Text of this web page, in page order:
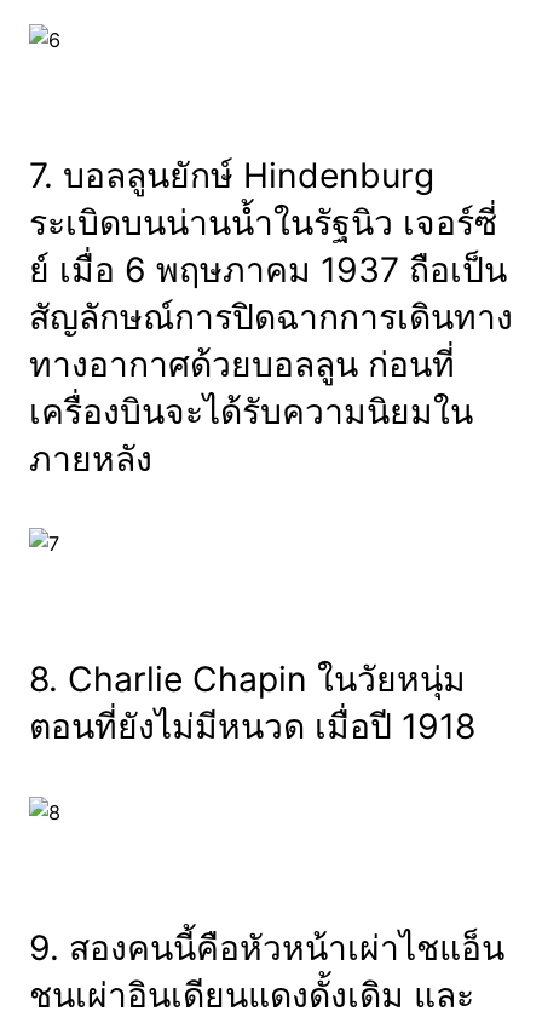
7. บอลลูนยักษ์ Hindenburg
ระเบิดบนน่านน้ำในรัฐนิว เจอร์ซี่
ย์ เมื่อ 6 พฤษภาคม 1937 ถือเป็น
สัญลักษณ์การปิดฉากการเดินทาง
ทางอากาศด้วยบอลลูน ก่อนที่
เครื่องบินจะได้รับความนิยมใน
ภายหลัง
8. Charlie Chapin ในวัยหนุ่ม
ตอนที่ยังไม่มีหนวด เมื่อปี 1918
9. สองคนนี้คือหัวหน้าเผ่าไชแอ็น
ชนเผ่าอินเดียนแดงดั้งเดิม และ